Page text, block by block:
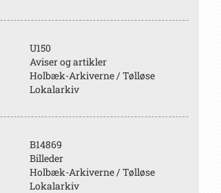
U150
Aviser og artikler
Holbæk-Arkiverne / Tølløse
Lokalarkiv
B14869
Billeder
Holbæk-Arkiverne / Tølløse
Lokalarkiv